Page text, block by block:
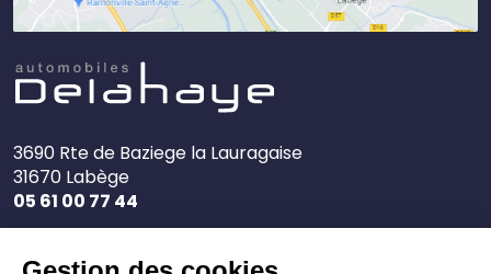
3690 Rte de Baziege la Lauragaise
31670 Labège
05 61 00 77 44